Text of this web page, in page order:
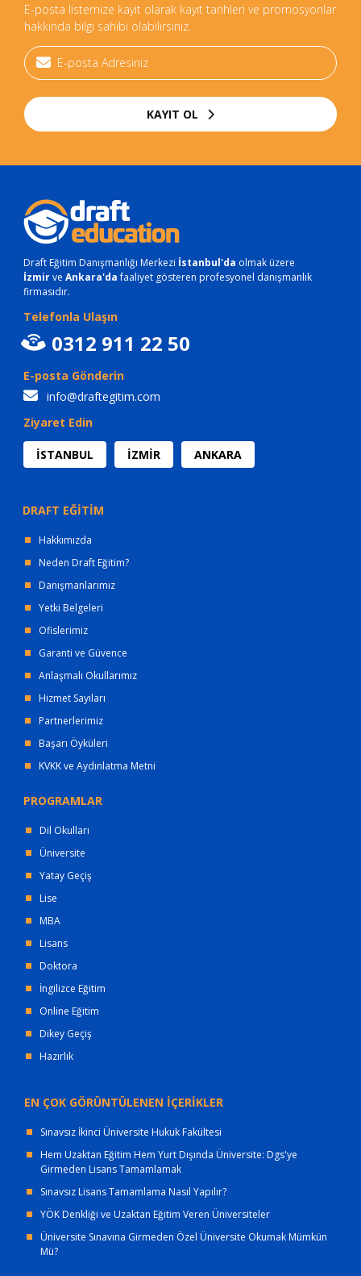
E-posta listemize kayıt olarak kayıt tarihleri ve promosyonlar
hakkında bilgi sahibi olabilirsiniz.
KAYIT OL
Draft Eğitim Danışmanlığı Merkezi İstanbul'da olmak üzere
İzmirve Ankara'dafaaliyet gösteren profesyonel danışmanlık
firmasıdır.
Telefonla Ulaşın
0312 911 22 50
E-posta Gönderin
info@draftegitim.com
Ziyaret Edin
İSTANBUL İZMİR ANKARA
DRAFT EĞİTİM
Hakkımızda
Neden Draft Eğitim?
Danışmanlarımız
Yetki Belgeleri
Ofislerimiz
Garanti ve Güvence
Anlaşmalı Okullarımız
Hizmet Sayıları
Partnerlerimiz
Başarı Öyküleri
KVKK ve Aydınlatma Metni
PROGRAMLAR
Dil Okulları
Üniversite
Yatay Geçiş
Lise
MBA
Lisans
Doktora
İngilizce Eğitim
Online Eğitim
Dikey Geçiş
Hazırlık
EN ÇOK GÖRÜNTÜLENEN İÇERİKLER
Sınavsız İkinci Üniversite Hukuk Fakültesi
Hem Uzaktan Eğitim Hem Yurt Dışında Üniversite: Dgs'ye
Girmeden Lisans Tamamlamak
Sınavsız Lisans Tamamlama Nasıl Yapılır?
YÖK Denkliği ve Uzaktan Eğitim Veren Üniversiteler
Üniversite Sınavına Girmeden Özel Üniversite Okumak Mümkün
Mü?